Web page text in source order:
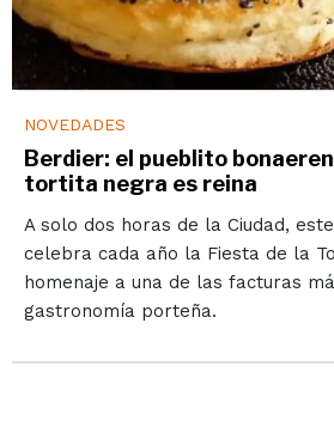
NOVEDADES
Berdier: el pueblito
tortita negra es reina
A solo dos horas de la Ciudad,
celebra cada año la Fiesta de la
homenaje a una de las facturas
gastronomía porteña.